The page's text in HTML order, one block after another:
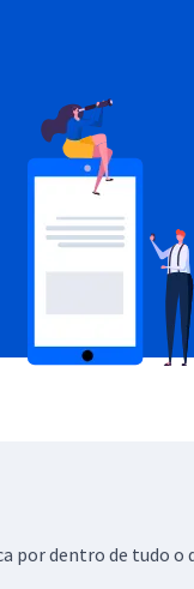
por dentro de tudo